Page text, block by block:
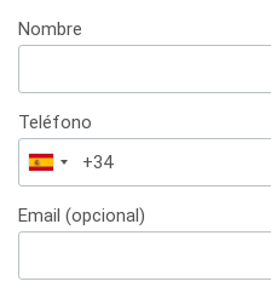
Nombre
Teléfono
España
+34
Email (opcional)